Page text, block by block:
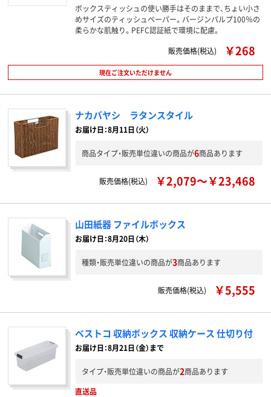
ボックスティッシュの使い勝手はそのままで、ちょい小さ
めサイズのティッシュペーパー。バージンパルプ100％の
柔らかな肌触り。PEFC認証紙で環境に配慮。
販売価格(税込)
￥268
現在ご注文いただけません
ナカバヤシ ラタンスタイル
お届け日：8月11日（火）
商品タイプ・販売単位違いの商品が6商品あります
販売価格(税込) ￥2,079～￥23,468
山田紙器 ファイルボックス
お届け日：8月20日（木）
種類・販売単位違いの商品が3商品あります
販売価格(税込) ￥5,555
ベストコ 収納ボックス 収納ケース 仕切り付
お届け日：8月21日（金）まで
タイプ・販売単位違いの商品が2商品あります
直送品